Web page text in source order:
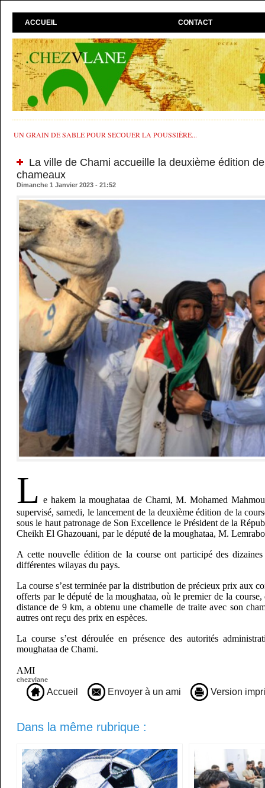
ACCUEIL CONTACT
UN GRAIN DE SABLE POUR SECOUER LA POUSSIÈRE...
La ville de Chami accueille la deuxième édition
chameaux
Dimanche 1 Janvier 2023 - 21:52
L e hakem la moughataa de Chami, M. Mohamed
supervisé, samedi, le lancement de la deuxième édition de la
sous le haut patronage de Son Excellence le Président de la
Cheikh El Ghazouani, par le député de la moughataa, M.
A cette nouvelle édition de la course ont participé des
différentes wilayas du pays.
La course s’est terminée par la distribution de précieux prix aux
offerts par le député de la moughataa, où le premier de la course,
distance de 9 km, a obtenu une chamelle de traite avec son
autres ont reçu des prix en espèces.
La course s’est déroulée en présence des autorités
moughataa de Chami.
AMI
chezvlane
Accueil Envoyer à un ami Version
Dans la même rubrique :